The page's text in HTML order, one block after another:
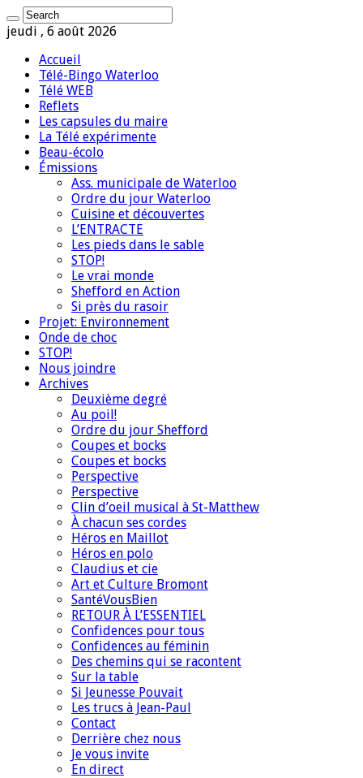
jeudi , 6 août 2026
Accueil
Télé-Bingo Waterloo
Télé WEB
Reflets
Les capsules du maire
La Télé expérimente
Beau-écolo
Émissions
Ass. municipale de Waterloo
Ordre du jour Waterloo
Cuisine et découvertes
L’ENTRACTE
Les pieds dans le sable
STOP!
Le vrai monde
Shefford en Action
Si près du rasoir
Projet: Environnement
Onde de choc
STOP!
Nous joindre
Archives
Deuxième degré
Au poil!
Ordre du jour Shefford
Coupes et bocks
Coupes et bocks
Perspective
Perspective
Clin d’oeil musical à St-Matthew
À chacun ses cordes
Héros en Maillot
Héros en polo
Claudius et cie
Art et Culture Bromont
SantéVousBien
RETOUR À L’ESSENTIEL
Confidences pour tous
Confidences au féminin
Des chemins qui se racontent
Sur la table
Si Jeunesse Pouvait
Les trucs à Jean-Paul
Contact
Derrière chez nous
Je vous invite
En direct